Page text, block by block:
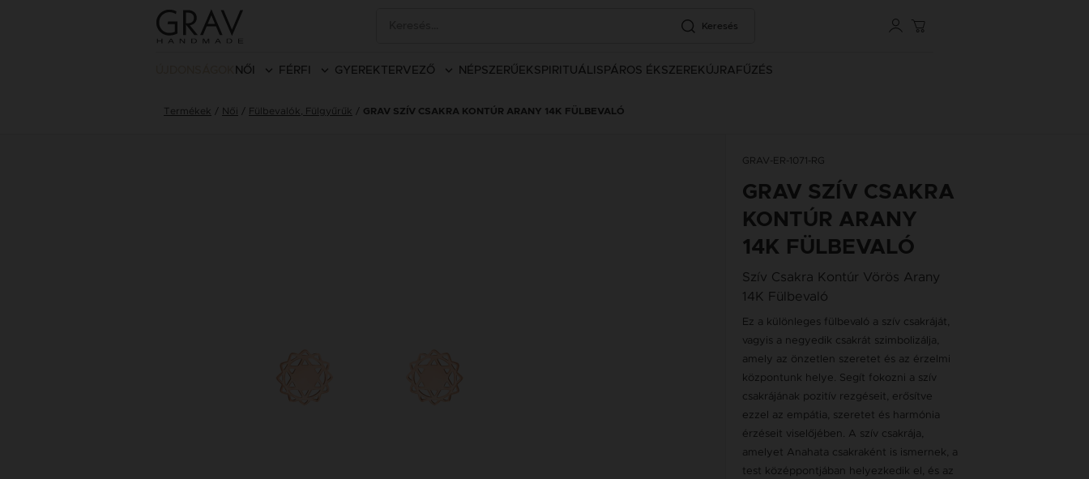
Keresés
NŐI FÉRFI GYEREK TERVEZŐ NÉPSZERŰEK SPIRITUÁLIS PÁROS ÉKSZEREK ÚJRAFŰZÉS
Termékek Női Fülbevalók, Fülgyűrűk GRAV SZÍV CSAKRA KONTÚR ARANY 14K FÜLBEVALÓ
GRAV-ER-1071-RG
GRAV SZÍV CSAKRA
KONTÚR ARANY
14K FÜLBEVALÓ
Szív Csakra Kontúr Vörös Arany
14K Fülbevaló
Ez a különleges fülbevaló a szív csakráját,
vagyis a negyedik csakrát szimbolizálja,
amely az önzetlen szeretet és az érzelmi
központunk helye. Segít fokozni a szív
csakrájának pozitív rezgéseit, erősítve
ezzel az empátia, szeretet és harmónia
érzéseit viselőjében. A szív csakrája,
amelyet Anahata csakraként is ismernek, a
test középpontjában helyezkedik el, és az